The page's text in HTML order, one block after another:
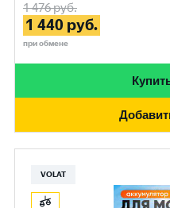
1 476руб.
1 440 руб.
при обмене
VOLAT